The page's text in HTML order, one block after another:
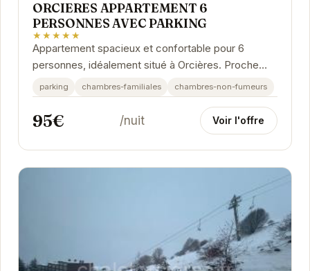
ORCIERES APPARTEMENT 6
PERSONNES AVEC PARKING
★★★★★
Appartement spacieux et confortable pour 6
personnes, idéalement situé à Orcières. Proche
des pistes de ski et des commodités, cet
hébergement...
parking chambres-familiales chambres-non-fumeurs
95€ /nuit Voir l'offre